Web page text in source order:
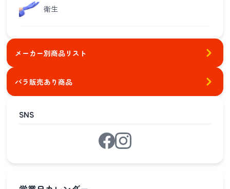
衛生
メーカー別商品リスト
バラ販売あり商品
SNS